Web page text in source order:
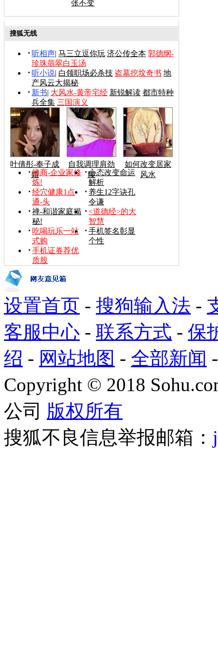
张不变
搜狐无线
听相声| 马三立逗你玩 济公传全本 郭德纲-
珍珠翡翠白玉汤
听小说| 白领职场必杀技 盗墓挖坟奇书 地
产风云大揭秘
新书| 大风水-黄帝宅经 新锐解读 都市特种
兵全集 三国演义
叶倩彤-奉子成
婚
自我调理肩劲
腰
如何改变居家
风水
禅商-企业家修
炼!
心态改变命运
解析
经穴健康1点
通-头
养生12字诀孔
令谦
禅-和谐家庭揭
秘!
<道德经>的大
智慧
吃喝玩乐一站
式购
手机签名彰显
个性
手机证券荐优
质股
设置首页 - 搜狗输入法 -
客服中心 - 联系方式 - 保
绍 - 网站地图 - 全部新闻
Copyright © 2018
公司 版权所有
搜狐不良信息举报邮箱：